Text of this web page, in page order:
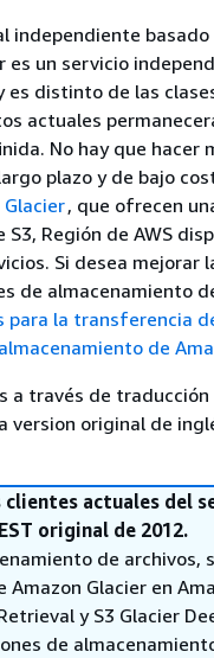
independiente
es un servicio
es distinto de las
actuales
No hay que hacer
plazo y de bajo
, que ofrecen
S3, Región de AWS
Si desea mejorar
de almacenamiento
para la transferencia
de
a través de
original de
actuales del
original de 2012.
de archivos,
Glacier en
y S3 Glacier
de